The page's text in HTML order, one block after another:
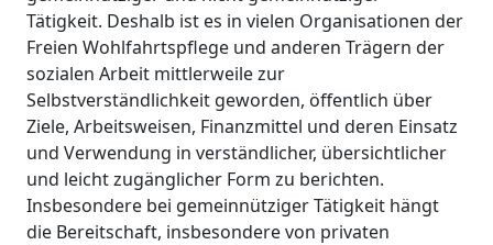
Tätigkeit. Deshalb ist es in vielen Organisationen der
Freien Wohlfahrtspflege und anderen Trägern der
sozialen Arbeit mittlerweile zur
Selbstverständlichkeit geworden, öffentlich über
Ziele, Arbeitsweisen, Finanzmittel und deren Einsatz
und Verwendung in verständlicher, übersichtlicher
und leicht zugänglicher Form zu berichten.
Insbesondere bei gemeinnütziger Tätigkeit hängt
die Bereitschaft, insbesondere von privaten